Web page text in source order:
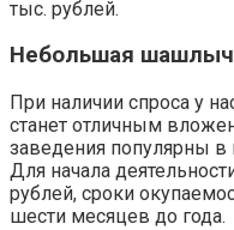
тыс. рублей.
Небольшая
При наличии спроса у
станет отличным
заведения популярны в
Для начала
рублей, сроки
шести месяцев до года.